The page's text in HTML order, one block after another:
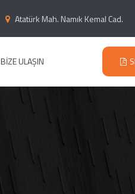
Atatürk Mah. Namık Kemal Cad.
BIZE ULAŞIN